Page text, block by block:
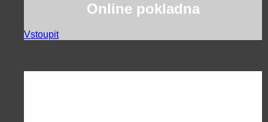
Online pokladna
Vstoupit